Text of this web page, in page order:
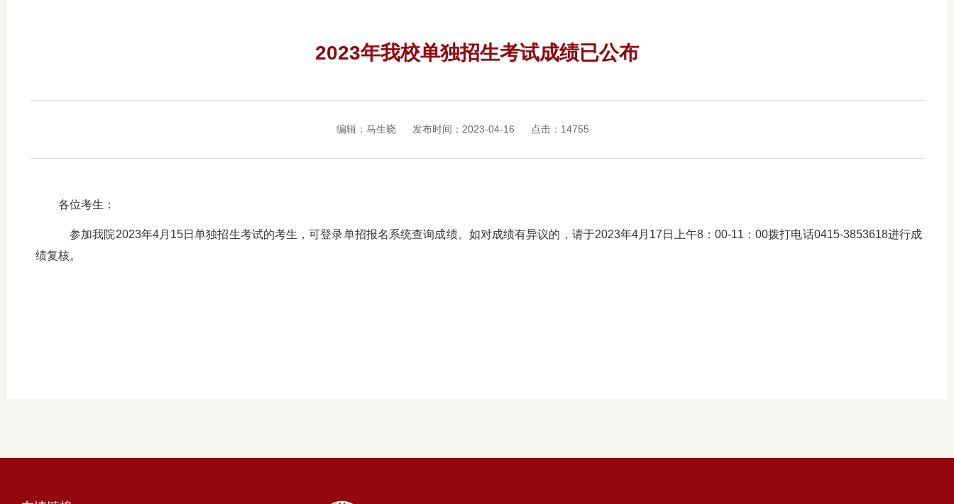
2023年我校单独招生考试成绩已公布
编辑：马生晓 发布时间：2023-04-16 点击： 14755
各位考生：
参加我院2023年4月15日单独招生考试的考生，可登录单招报名系统查询成绩。如对成绩有异议的，请于2023年4月17日上午8：00-11：00拨打电话0415-3853618进行成
绩复核。